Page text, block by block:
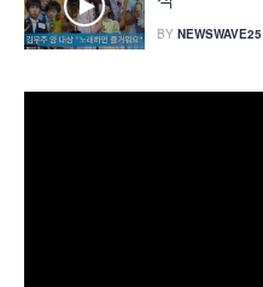
BY NEWSWAVE25